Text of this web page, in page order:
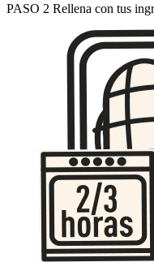
PASO 2 Rellena con tus